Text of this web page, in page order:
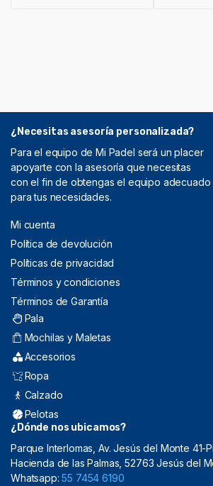
¿Necesitas asesoría personalizada?
Para el equipo de Mi Padel será un placer
apoyarte con la asesoría que necesitas
con el fin de obtengas el equipo adecuado
para tus necesidades.
Mi cuenta
Política de devolución
Políticas de privacidad
Términos y condiciones
Términos de Garantía
Pala
Mochilas y Maletas
Accesorios
Ropa
Calzado
Pelotas
¿Dónde nos ubicamos?
Parque Interlomas, Av. Jesús del Monte 41-
Hacienda de las Palmas, 52763 Jesús del
Whatsapp:55 7454 6190